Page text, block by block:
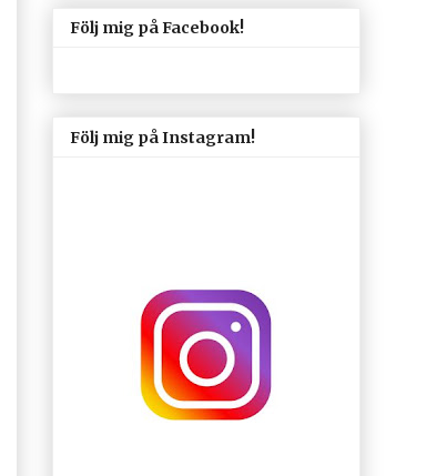
Följ mig på Facebook!
Följ mig på Instagram!